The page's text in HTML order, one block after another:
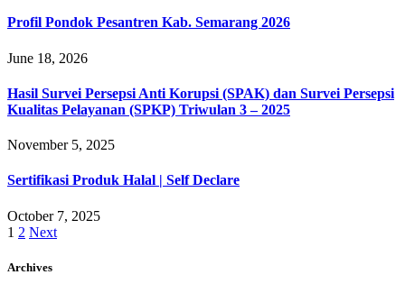
Profil Pondok Pesantren Kab. Semarang 2026
June 18, 2026
Hasil Survei Persepsi Anti Korupsi (SPAK) dan Survei Persepsi
Kualitas Pelayanan (SPKP) Triwulan 3 – 2025
November 5, 2025
Sertifikasi Produk Halal | Self Declare
October 7, 2025
1 2 Next
Archives